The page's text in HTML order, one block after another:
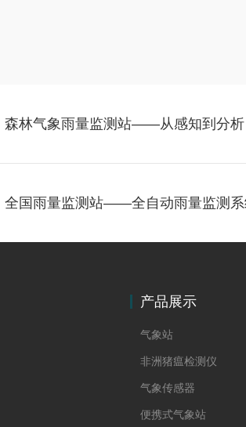
森林气象雨量监测站——从感知到分
全国雨量监测站——全自动雨量监测
产品展示
气象站
非洲猪瘟检测仪
气象传感器
便携式气象站